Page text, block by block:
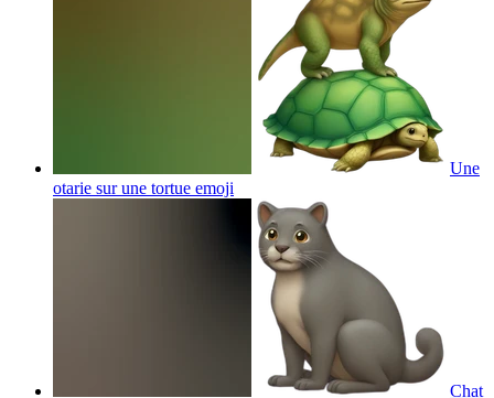
Une
otarie sur une tortue emoji
Chat